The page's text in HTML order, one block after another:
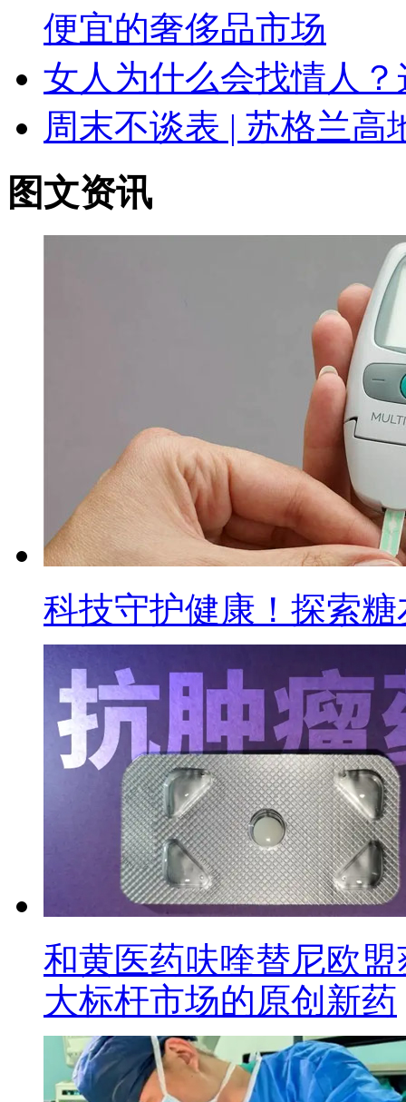
便宜的奢侈品市场
女人为什么会找情人
周末不谈表 | 苏格兰
图文资讯
科技守护健康！探索
和黄医药呋喹替尼欧
大标杆市场的原创新药